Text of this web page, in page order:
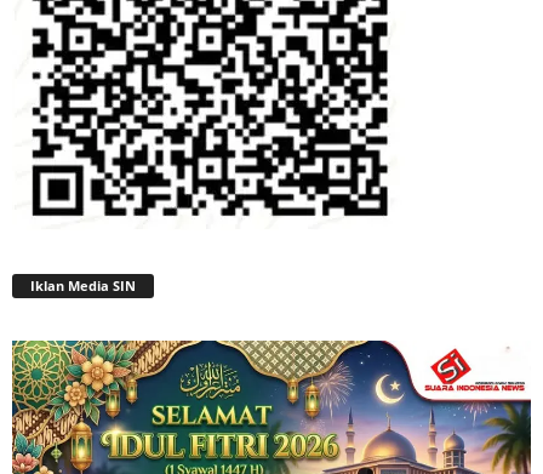
Iklan Media SIN